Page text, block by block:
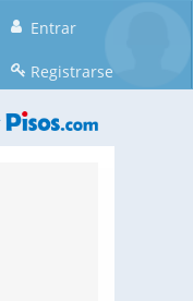
Entrar
Registrarse